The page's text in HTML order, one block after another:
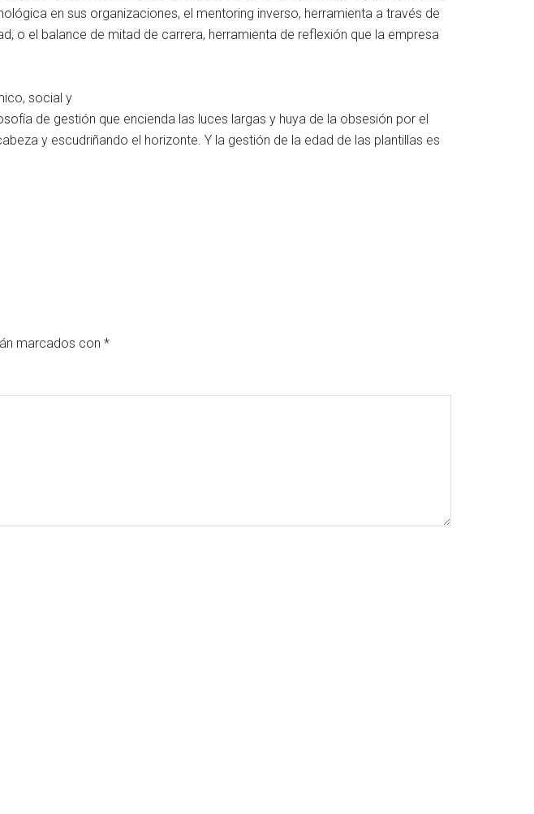
en sus organizaciones, el mentoring inverso, herramienta a través de
o el balance de mitad de carrera, herramienta de reflexión que la empresa
social y
de gestión que encienda las luces largas y huya de la obsesión por el
y escudriñando el horizonte. Y la gestión de la edad de las plantillas es
marcados con *